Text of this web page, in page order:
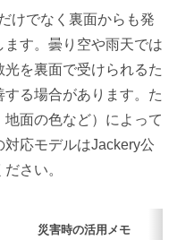
けでなく裏面からも発
す。曇り空や雨天では
を裏面で受けられるた
る場合があります。た
面の色など）によって
応モデルはJackery公
さい。
災害時の活用メモ